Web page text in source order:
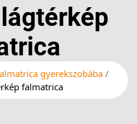
gyerekszobába
falmatrica